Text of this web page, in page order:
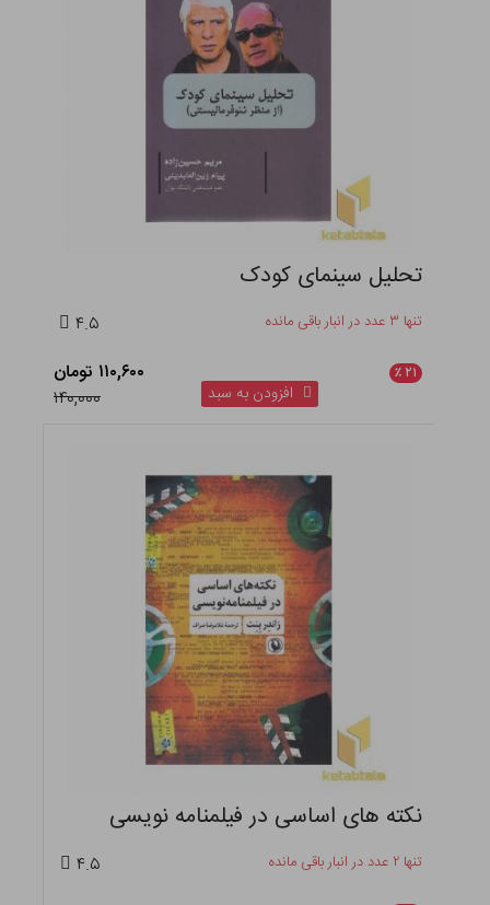
تحلیل سینمای کودک
تنها ۳ عدد در انبار باقی مانده ۴.۵
۲۱ ٪
۱۱۰,۶۰۰ تومان
۱۴۰,۰۰۰
افزودن به سبد
نکته های اساسی در فیلمنامه نویسی
تنها ۲ عدد در انبار باقی مانده ۴.۵